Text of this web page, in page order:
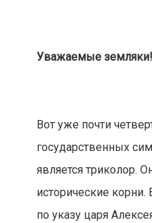
Уважаемые земляки!
Вот уже почти
государственных
является триколор.
исторические
по указу царя